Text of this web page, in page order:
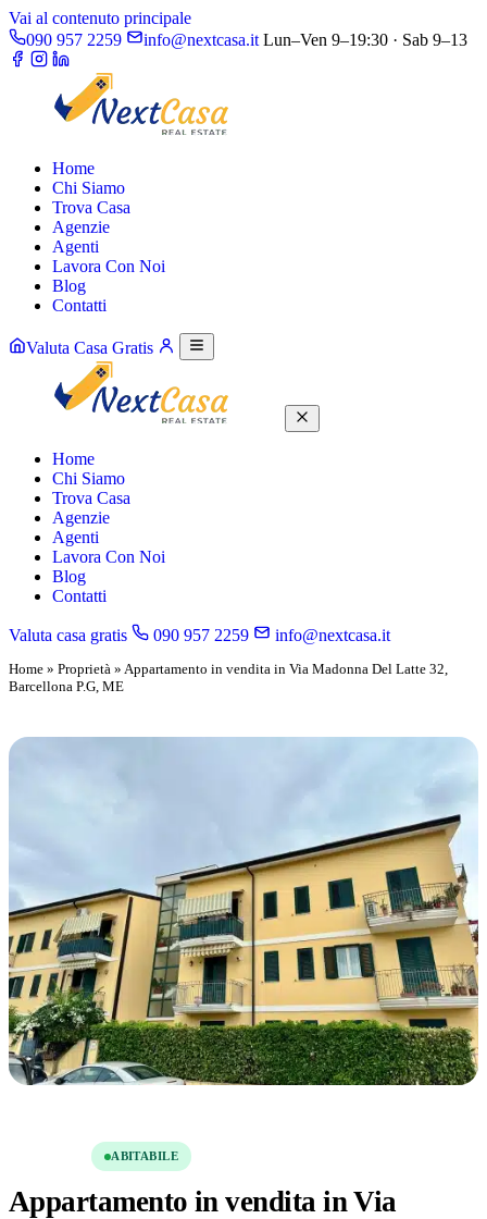
Vai al contenuto principale
090 957 2259
info@nextcasa.it Lun–Ven 9–19:30 · Sab 9–13
Home
Chi Siamo
Trova Casa
Agenzie
Agenti
Lavora Con Noi
Blog
Contatti
Valuta Casa Gratis
Home
Chi Siamo
Trova Casa
Agenzie
Agenti
Lavora Con Noi
Blog
Contatti
Valuta casa gratis 090 957 2259 info@nextcasa.it
Home » Proprietà » Appartamento in vendita in Via Madonna Del Latte 32,
Barcellona P.G, ME
ABITABILE
Appartamento in vendita in Via